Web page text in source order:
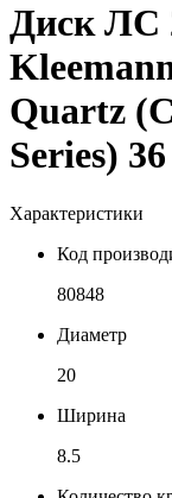
Диск ЛС
Quartz
Series)
Характеристики
Код
80848
Диаметр
20
Ширина
8.5